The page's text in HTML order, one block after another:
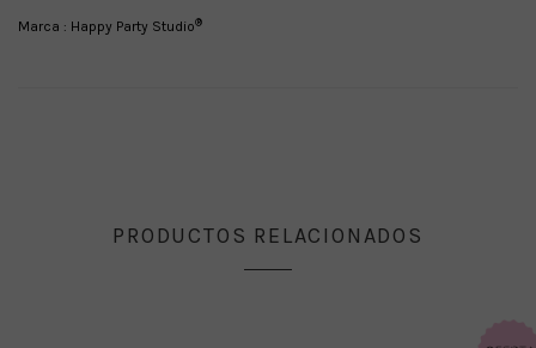
Marca : Happy Party Studio®
PRODUCTOS RELACIONADOS